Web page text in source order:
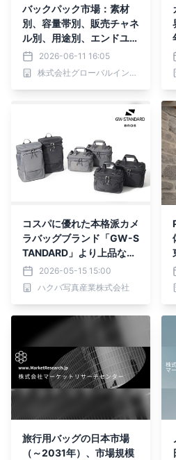
バックパック市場：素材
別、容量帯別、販売チャネ
ル別、用途別、エンドユー
ザー別―2026-2032年の
世界市場予測
2026-06-11 16:05
株式会社グローバルインフォメーション
コスパに優れた本格派カメ
ラバッグブランド「GW-S
TANDARD」より上品な素
材感と高い収納力を兼ね備
えた「ブロスシリーズ」新
発売！
2026-05-15 15:00
ハクバ写真産業株式会社
旅行用バッグの日本市場
（～2031年）、市場規模